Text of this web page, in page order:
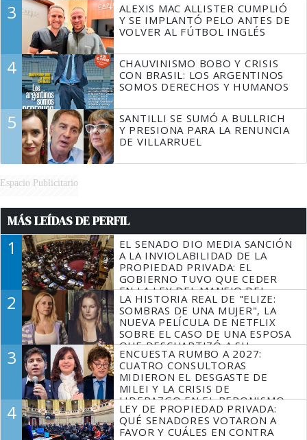
3
ALEXIS MAC ALLISTER CUMPLIÓ
Y SE IMPLANTÓ PELO ANTES DE
VOLVER AL FÚTBOL INGLÉS
4
CHAUVINISMO BOBO Y CRISIS
CON BRASIL: LOS ARGENTINOS
SOMOS DERECHOS Y HUMANOS
5
SANTILLI SE SUMÓ A BULLRICH
Y PRESIONA PARA LA RENUNCIA
DE VILLARRUEL
Espacio Publicitario
MÁS LEÍDAS DE PERFIL
1
EL SENADO DIO MEDIA SANCIÓN
A LA INVIOLABILIDAD DE LA
PROPIEDAD PRIVADA: EL
GOBIERNO TUVO QUE CEDER
EN LA LEY DEL MANEJO DEL
FUEGO
2
LA HISTORIA REAL DE "ELIZE:
SOMBRAS DE UNA MUJER", LA
NUEVA PELÍCULA DE NETFLIX
SOBRE EL CASO DE UNA ESPOSA
QUE DESCUARTIZÓ A SU
MARIDO
3
ENCUESTA RUMBO A 2027:
CUATRO CONSULTORAS
MIDIERON EL DESGASTE DE
MILEI Y LA CRISIS DE
LIDERAZGO EN EL PERONISMO
4
LEY DE PROPIEDAD PRIVADA:
QUÉ SENADORES VOTARON A
FAVOR Y CUÁLES EN CONTRA